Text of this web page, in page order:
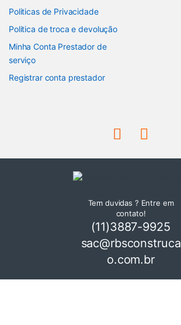
Politicas de Privacidade
Politica de troca e devolução
Minha Conta Prestador de
serviço
Registrar conta prestador
Tem duvidas ? Entre em
contato!
(11)3887-9925
sac@rbsconstruca
o.com.br